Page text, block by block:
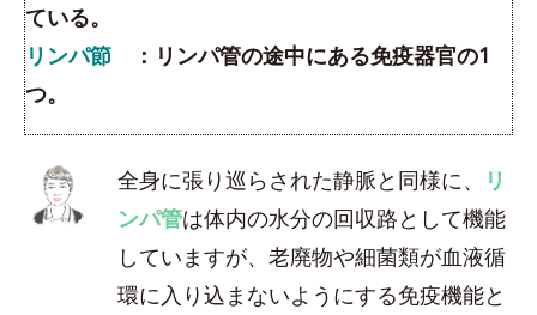
ている。
リンパ節 ：リンパ管の途中にある免疫器官の1
つ。
全身に張り巡らされた静脈と同様に、
リ
ンパ管は体内の水分の回収路として機能
していますが、老廃物や細菌類が血液循
環に入り込まないようにする免疫機能と